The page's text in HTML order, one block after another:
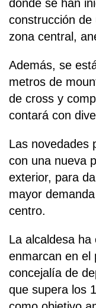
donde se han
construcción de
zona central,
Además, se
metros de
de cross y
contará con
Las novedades
con una nueva
exterior, para
mayor
centro.
La alcaldesa
enmarcan en el
concejalía de
que supera los